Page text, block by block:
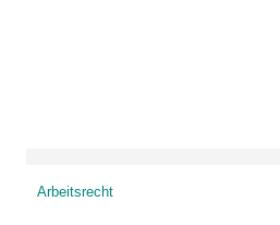
Arbeitsrecht